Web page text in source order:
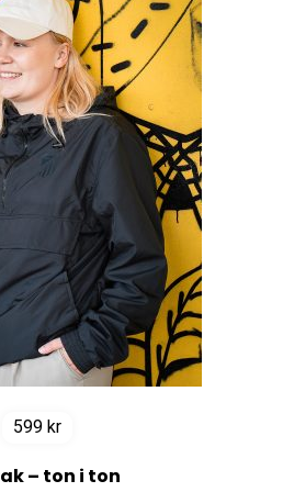
599 kr
– ton i ton